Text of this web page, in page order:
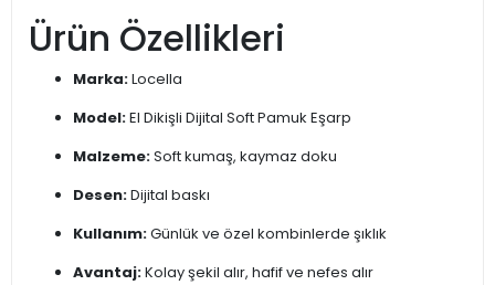
Ürün Özellikleri
Marka:Locella
Model:El Dikişli Dijital Soft Pamuk Eşarp
Malzeme:Soft kumaş, kaymaz doku
Desen:Dijital baskı
Kullanım:Günlük ve özel kombinlerde şıklık
Avantaj:Kolay şekil alır, hafif ve nefes alır